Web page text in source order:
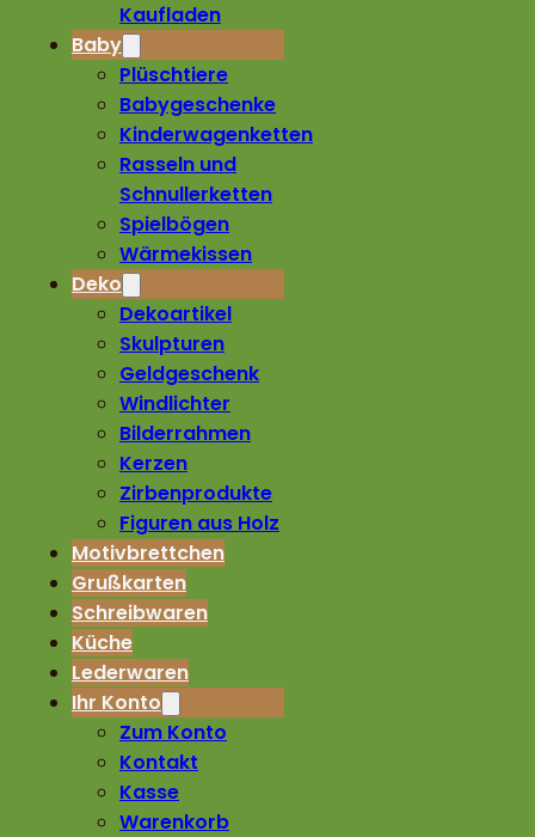
Kaufladen
Baby
Plüschtiere
Babygeschenke
Kinderwagenketten
Rasseln und
Schnullerketten
Spielbögen
Wärmekissen
Deko
Dekoartikel
Skulpturen
Geldgeschenk
Windlichter
Bilderrahmen
Kerzen
Zirbenprodukte
Figuren aus Holz
Motivbrettchen
Grußkarten
Schreibwaren
Küche
Lederwaren
Ihr Konto
Zum Konto
Kontakt
Kasse
Warenkorb